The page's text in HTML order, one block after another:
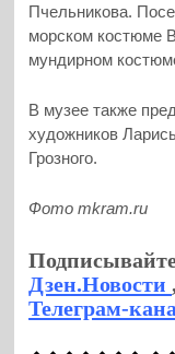
Пчельникова.
морском костюме
мундирном
В музее также
художников
Грозного.
Фото mkram.ru
Дзен.Новости
Телеграм-